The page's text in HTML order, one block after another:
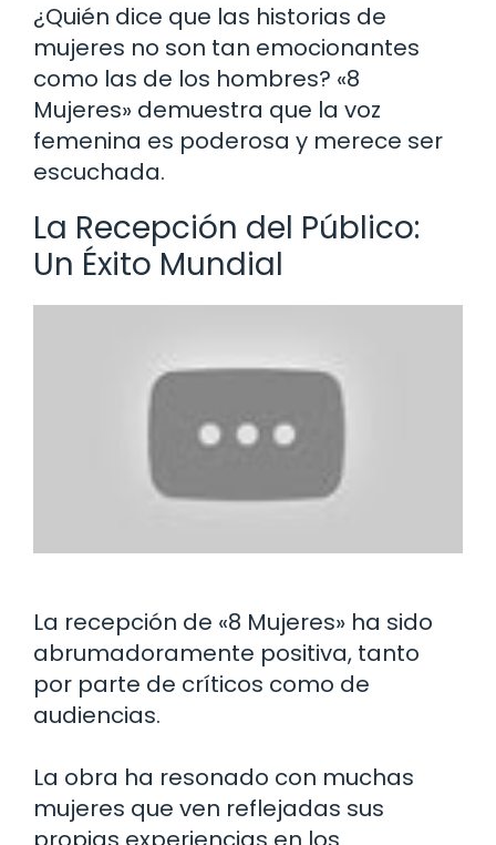
¿Quién dice que las historias de
mujeres no son tan emocionantes
como las de los hombres? «8
Mujeres» demuestra que la voz
femenina es poderosa y merece ser
escuchada.
La Recepción del Público:
Un Éxito Mundial
La recepción de «8 Mujeres» ha sido
abrumadoramente positiva, tanto
por parte de críticos como de
audiencias.
La obra ha resonado con muchas
mujeres que ven reflejadas sus